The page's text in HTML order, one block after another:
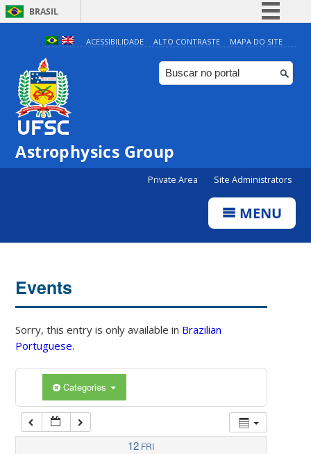
BRASIL
Simplifique!
Comunica BR
Participe
ACESSIBILIDADE ALTO CONTRASTE MAPA DO SITE
Astrophysics Group
Private Area Site Administrators
MENU
Events
Sorry, this entry is only available in Brazilian
Portuguese.
Categories
12 FRI
4:00
5:00
7:00